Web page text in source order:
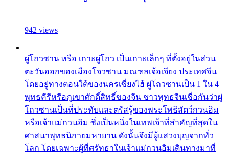
942 views
ผู่โถวซาน หรือ เกาะผู่โถว เป็นเกาะเล็กๆ ที่ตั้งอยู่ในส่วน
ตะวันออกของเมืองโจวซาน มณฑลเจ้อเจียง ประเทศจีน
โดยอยู่ทางตอนใต้ของนครเซี่ยงไฮ้ ผู่โถวซานเป็น 1 ใน 4
พุทธคีรีหรือภูเขาศักดิ์สิทธิ์ของจีน ชาวพุทธจีนเชื่อกันว่าผู่
โถวซานเป็นที่ประทับและตรัสรู้ของพระโพธิสัตว์กวนอิม
หรือเจ้าแม่กวนอิม ซึ่งเป็นหนึ่งในเทพเจ้าที่สำคัญที่สุดใน
ศาสนาพุทธนิกายมหายาน ดังนั้นจึงมีผู้แสวงบุญจากทั่ว
โลก โดยเฉพาะผู้ที่ศรัทธาในเจ้าแม่กวนอิมเดินทางมาที่